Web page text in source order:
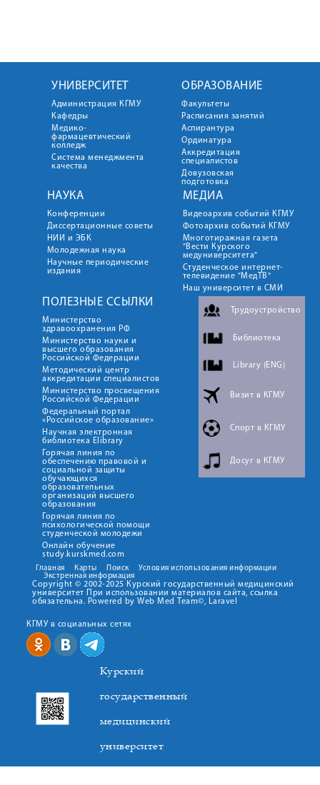
УНИВЕРСИТЕТ
Администрация КГМУ
Кафедры
Медико-
фармацевтический
колледж
Система менеджмента
качества
ОБРАЗОВАНИЕ
Факультеты
Расписания занятий
Аспирантура
Ординатура
Аккредитация
специалистов
Довузовская
подготовка
НАУКА
Конференции
Диссертационные советы
НИИ и ЭБК
Молодежная наука
Научные периодические
издания
МЕДИА
Видеоархив событий КГМУ
Фотоархив событий КГМУ
Многотиражная газета
"Вести Курского
медуниверситета"
Студенческое интернет-
телевидение "МедТВ"
Наш университет в СМИ
ПОЛЕЗНЫЕ ССЫЛКИ
Министерство
здравоохранения РФ
Министерство науки и
высшего образования
Российской Федерации
Методический центр
аккредитации специалистов
Министерство просвещения
Российской Федерации
Федеральный портал
«Российское образование»
Научная электронная
библиотека Elibrary
Горячая линия по
обеспечению правовой и
социальной защиты
обучающихся
образовательных
организаций высшего
образования
Горячая линия по
психологической помощи
студенческой молодежи
Онлайн обучение
study.kurskmed.com
Трудоустройство
Библиотека
Library (ENG)
Визит в КГМУ
Спорт в КГМУ
Досуг в КГМУ
Главная Карты Поиск
Условия использования информации
Экстренная информация
Copyright © 2002-2025 Курский государственный медицинский
университет При использовании материалов сайта, ссылка
обязательна. Powered by Web Med Team©, Laravel
КГМУ в социальных сетях
Курский
государственный
медицинский
университет